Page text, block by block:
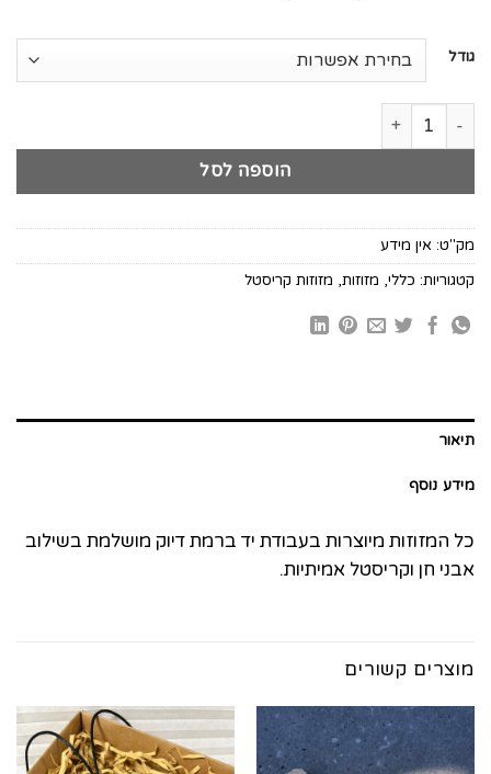
גודל
כמות של דגם אקוומרין
הוספה לסל
מק"ט: אין מידע
קטגוריות: כללי, מזוזות, מזוזות קריסטל
תיאור
מידע נוסף
כל המזוזות מיוצרות בעבודת יד ברמת דיוק מושלמת בשילוב
אבני חן וקריסטל אמיתיות.
מוצרים קשורים